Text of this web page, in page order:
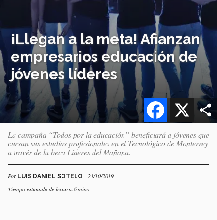
¡Llegan a la meta! Afianzan
empresarios educación de
jóvenes líderes
X
Facebook
La campaña “Todos por la educación” beneficiará a jóvenes que
cursan sus estudios profesionales en el Tecnológico de Monterrey
a través de la beca Líderes del Mañana.
Por LUIS DANIEL SOTELO - 21/10/2019
Tiempo estimado de lectura:6 mins